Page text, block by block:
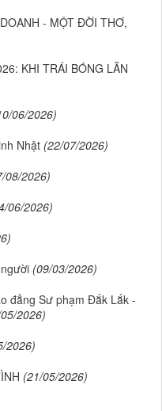
- MỘT ĐỜI THƠ,
KHI TRÁI BÓNG LĂN
06/2026)
Nhật (22/07/2026)
08/2026)
06/2026)
(09/03/2026)
đẳng Sư phạm Đắk Lắk -
2026)
2026)
(21/05/2026)